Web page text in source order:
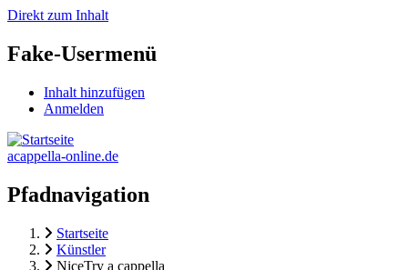
Direkt zum Inhalt
Fake-Usermenü
Inhalt hinzufügen
Anmelden
acappella-online.de
Pfadnavigation
Startseite
Künstler
NiceTry a cappella